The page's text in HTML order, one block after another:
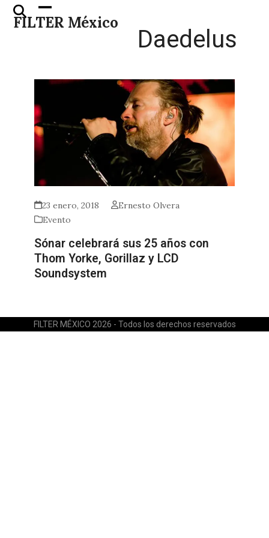
Skip
FILTER México
Open
mobile
Close
mobile
Daedelus
23 enero, 2018
Ernesto Olvera
Evento
Sónar celebrará sus 25 años con
Thom Yorke, Gorillaz y LCD
Soundsystem
FILTER MÉXICO 2026 - Todos los derechos reservados